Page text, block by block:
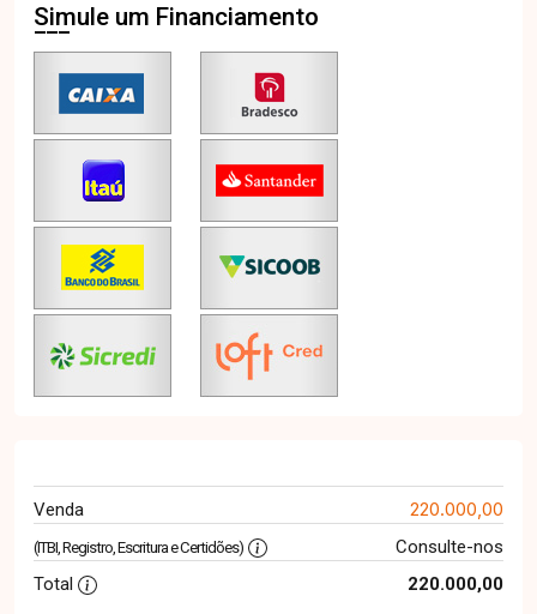
Simule um Financiamento
Venda 220.000,00
(ITBI, Registro, Escritura e Certidões)
Consulte-nos
Total
220.000,00